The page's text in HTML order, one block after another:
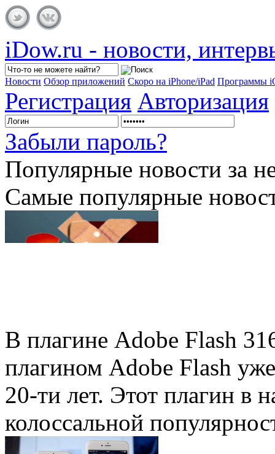
iDow.ru - новости,
Новости Обзор приложений Скоро на iPhone/iPad Программы
Регистрация Авторизация
Забыли пароль?
Популярные новости за
Самые популярные
В плагине Adobe Flash
плагином Adobe Flash
20-ти лет. Этот плагин в
колоссальной